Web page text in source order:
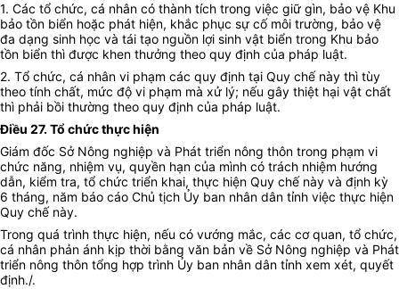
1. Các tổ chức, cá nhân có thành tích trong việc giữ gìn, bảo vệ Khu
bảo tồn biển hoặc phát hiện, khắc phục sự cố môi trường, bảo vệ
đa dạng sinh học và tái tạo nguồn lợi sinh vật biển trong Khu bảo
tồn biển thì được khen thưởng theo quy định của pháp luật.
2. Tổ chức, cá nhân vi phạm các quy định tại Quy chế này thì tùy
theo tính chất, mức độ vi phạm mà xử lý; nếu gây thiệt hại vật chất
thì phải bồi thường theo quy định của pháp luật.
Điều 27. Tổ chức thực hiện
Giám đốc Sở Nông nghiệp và Phát triển nông thôn trong phạm vi
chức năng, nhiệm vụ, quyền hạn của mình có trách nhiệm hướng
dẫn, kiểm tra, tổ chức triển khai, thực hiện Quy chế này và định kỳ
6 tháng, năm báo cáo Chủ tịch Ủy ban nhân dân tỉnh việc thực hiện
Quy chế này.
Trong quá trình thực hiện, nếu có vướng mắc, các cơ quan, tổ chức,
cá nhân phản ánh kịp thời bằng văn bản về Sở Nông nghiệp và Phát
triển nông thôn tổng hợp trình Ủy ban nhân dân tỉnh xem xét, quyết
định./.